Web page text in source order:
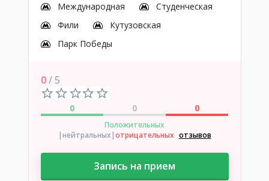
Международная
Студенческая
Фили
Кутузовская
Парк Победы
0/ 5
0 0 0
Положительных
|нейтральных|отрицательных отзывов
Запись на прием